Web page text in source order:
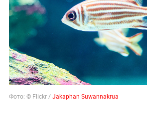
Фото: © Flickr /Jakaphan Suwannakrua